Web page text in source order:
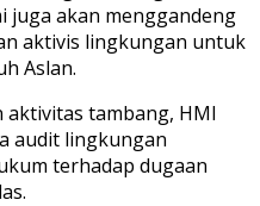
juga akan menggandeng
aktivis lingkungan untuk
Aslan.
tambang, HMI
audit lingkungan
terhadap dugaan